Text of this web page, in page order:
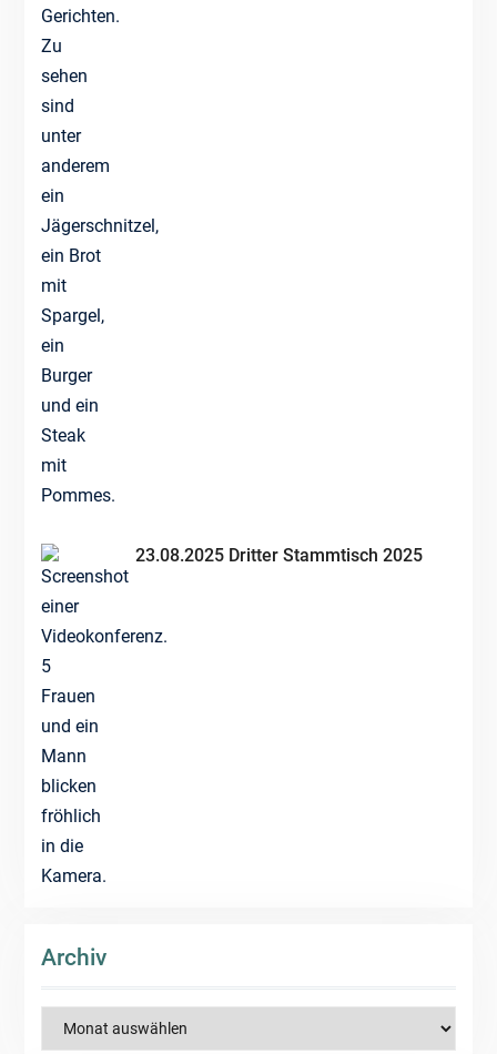
23.08.2025 Dritter Stammtisch 2025
Archiv
Archiv